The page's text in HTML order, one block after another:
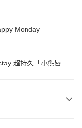
Monday
超持久「小熊唇